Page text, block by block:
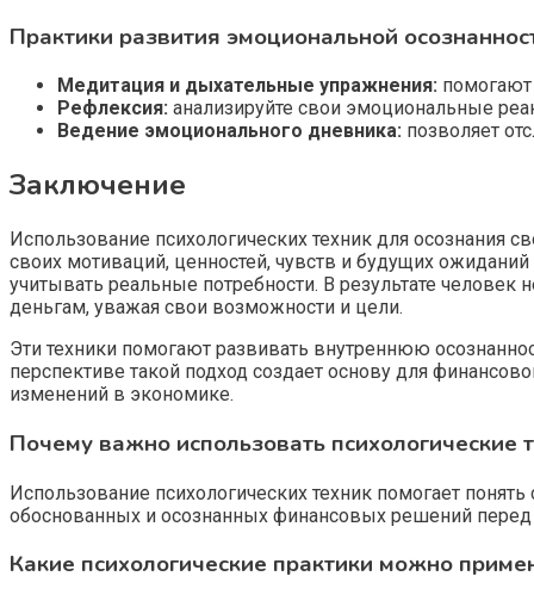
Практики развития эмоциональной
Медитация и дыхательные упражнения: помогают
Рефлексия: анализируйте свои эмоциональные
Ведение эмоционального дневника: позволяет
Заключение
Использование психологических техник для
своих мотиваций, ценностей, чувств и будущих
учитывать реальные потребности. В результате
деньгам, уважая свои возможности и цели.
Эти техники помогают развивать внутреннюю
перспективе такой подход создает основу для
изменений в экономике.
Почему важно использовать
Использование психологических техник помогает
обоснованных и осознанных финансовых решений
Какие психологические практики можно